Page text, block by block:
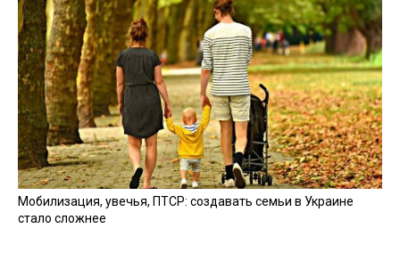
Мобилизация, увечья, ПТСР: создавать семьи в Украине
стало сложнее